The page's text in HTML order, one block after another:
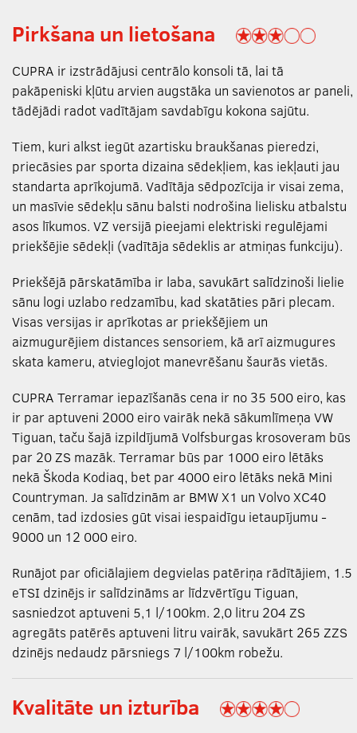
Pirkšana un lietošana
CUPRA ir izstrādājusi centrālo konsoli tā, lai tā
pakāpeniski kļūtu arvien augstāka un savienotos ar paneli,
tādējādi radot vadītājam savdabīgu kokona sajūtu.
Tiem, kuri alkst iegūt azartisku braukšanas pieredzi,
priecāsies par sporta dizaina sēdekļiem, kas iekļauti jau
standarta aprīkojumā. Vadītāja sēdpozīcija ir visai zema,
un masīvie sēdekļu sānu balsti nodrošina lielisku atbalstu
asos līkumos. VZ versijā pieejami elektriski regulējami
priekšējie sēdekļi (vadītāja sēdeklis ar atmiņas funkciju).
Priekšējā pārskatāmība ir laba, savukārt salīdzinoši lielie
sānu logi uzlabo redzamību, kad skatāties pāri plecam.
Visas versijas ir aprīkotas ar priekšējiem un
aizmugurējiem distances sensoriem, kā arī aizmugures
skata kameru, atvieglojot manevrēšanu šaurās vietās.
CUPRA Terramar iepazīšanās cena ir no 35 500 eiro, kas
ir par aptuveni 2000 eiro vairāk nekā sākumlīmeņa VW
Tiguan, taču šajā izpildījumā Volfsburgas krosoveram būs
par 20 ZS mazāk. Terramar būs par 1000 eiro lētāks
nekā Škoda Kodiaq, bet par 4000 eiro lētāks nekā Mini
Countryman. Ja salīdzinām ar BMW X1 un Volvo XC40
cenām, tad izdosies gūt visai iespaidīgu ietaupījumu -
9000 un 12 000 eiro.
Runājot par oficiālajiem degvielas patēriņa rādītājiem, 1.5
eTSI dzinējs ir salīdzināms ar līdzvērtīgu Tiguan,
sasniedzot aptuveni 5,1 l/100km. 2,0 litru 204 ZS
agregāts patērēs aptuveni litru vairāk, savukārt 265 ZZS
dzinējs nedaudz pārsniegs 7 l/100km robežu.
Kvalitāte un izturība